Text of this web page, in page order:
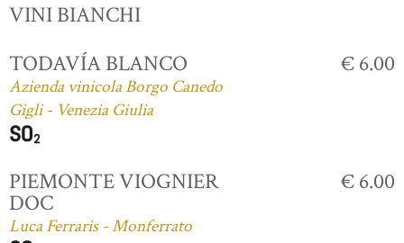
VINI BIANCHI
TODAVÍA BLANCO
Azienda vinicola Borgo Canedo
Gigli - Venezia Giulia
€ 6.00
PIEMONTE VIOGNIER
DOC
Luca Ferraris - Monferrato
€ 6.00